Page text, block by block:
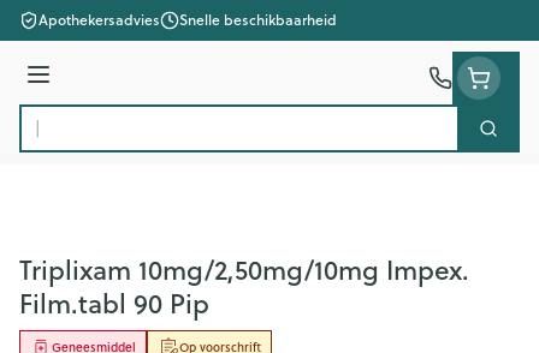
Ga naar de inhoud
Apothekersadvies Snelle beschikbaarheid
Menu
Product, merk, categorie...
Zoek
Triplixam 10mg/2,50mg/10mg Impex.
Film.tabl 90 Pip
Op voorschrift
Geneesmiddel